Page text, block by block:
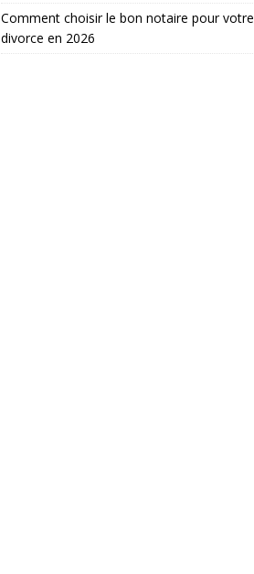
Comment choisir le bon notaire pour votre
divorce en 2026